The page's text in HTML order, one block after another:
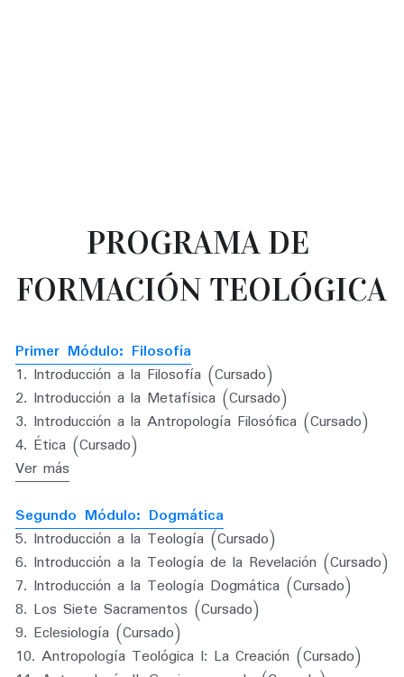
PROGRAMA DE
FORMACIÓN TEOLÓGICA
Primer Módulo: Filosofía
1. Introducción a la Filosofía (Cursado)
2. Introducción a la Metafísica (Cursado)
3. Introducción a la Antropología Filosófica (Cursado)
4. Ética (Cursado)
Ver más
Segundo Módulo: Dogmática
5. Introducción a la Teología (Cursado)
7. Introducción a la Teología Dogmática (Cursado)
8. Los Siete Sacramentos (Cursado)
9. Eclesiología (Cursado)
10. Antropología Teológica I: La Creación (Cursado)